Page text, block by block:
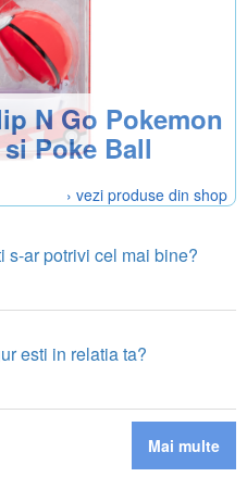
N Go Pokemon
Poke Ball
› vezi produse din shop
s-ar potrivi cel mai bine?
esti in relatia ta?
Mai multe